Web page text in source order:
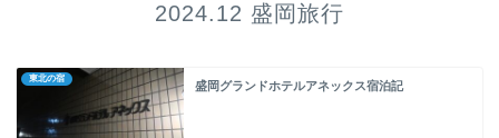
2024.12 盛岡旅行
東北の宿
盛岡グランドホテルアネックス宿泊記